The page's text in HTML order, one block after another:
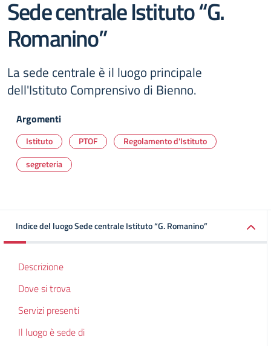
Sede centrale Istituto “G.
Romanino”
La sede centrale è il luogo principale
dell'Istituto Comprensivo di Bienno.
Argomenti
Istituto PTOF
Regolamento d'Istituto
segreteria
Indice del luogo Sede centrale Istituto “G. Romanino”
Descrizione
Dove si trova
Servizi presenti
Il luogo è sede di